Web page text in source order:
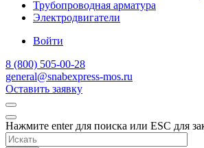
Трубопроводная арматура
Электродвигатели
Войти
8 (800) 505-00-28
general@snabexpress-mos.ru
Оставить заявку
Нажмите enter для поиска или ESC для